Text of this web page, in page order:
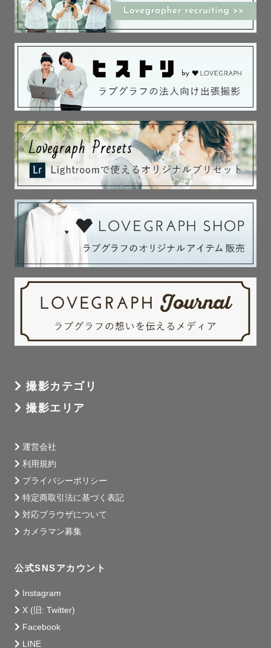
撮影カテゴリ
撮影エリア
運営会社
利用規約
プライバシーポリシー
特定商取引法に基づく表記
対応ブラウザについて
カメラマン募集
公式SNSアカウント
Instagram
X (旧: Twitter)
Facebook
LINE